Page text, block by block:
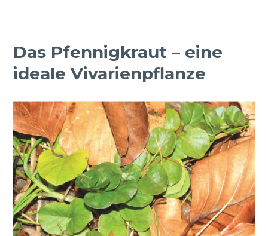
Das Pfennigkraut – eine
ideale Vivarienpflanze